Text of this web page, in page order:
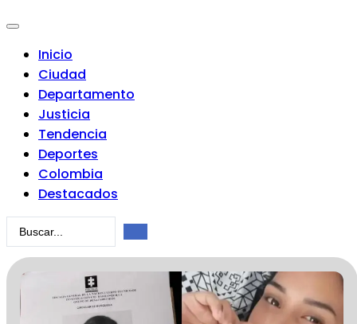
Inicio
Ciudad
Departamento
Justicia
Tendencia
Deportes
Colombia
Destacados
Search